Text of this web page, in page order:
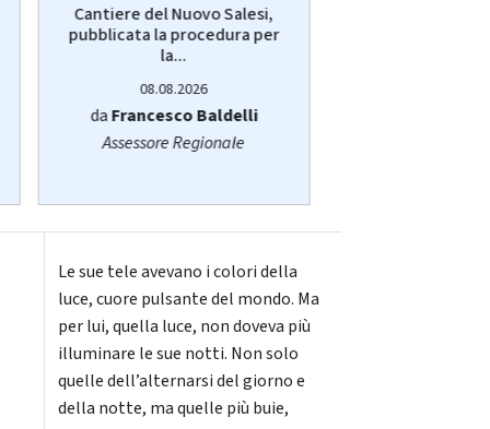
Cantiere del Nuovo Salesi,
pubblicata la procedura per
la...
08.08.2026
daFrancesco Baldelli
Assessore Regionale
Le sue tele avevano i colori della
luce, cuore pulsante del mondo. Ma
per lui, quella luce, non doveva più
illuminare le sue notti. Non solo
quelle dell’alternarsi del giorno e
della notte, ma quelle più buie,